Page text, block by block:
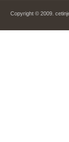
Copyright © 2009.